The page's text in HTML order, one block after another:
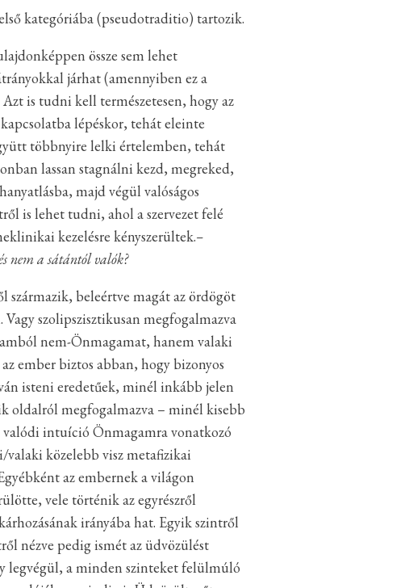
kategóriába (pseudotraditio) tartozik.
össze sem lehet
járhat (amennyiben ez a
is tudni kell természetesen, hogy az
lépéskor, tehát eleinte
többnyire lelki értelemben, tehát
lassan stagnálni kezd, megreked,
majd végül valóságos
is lehet tudni, ahol a szervezet felé
kezelésre kényszerültek.–
nem a sátántól valók?
származik, beleértve magát az ördögöt
szolipszisztikusan megfogalmazva
nem-Önmagamat, hanem valaki
ember biztos abban, hogy bizonyos
isteni eredetűek, minél inkább jelen
oldalról megfogalmazva – minél kisebb
valódi intuíció Önmagamra vonatkozó
közelebb visz metafizikai
az embernek a világon
vele történik az egyrészről
irányába hat. Egyik szintről
nézve pedig ismét az üdvözülést
legvégül, a minden szinteket felülmúló